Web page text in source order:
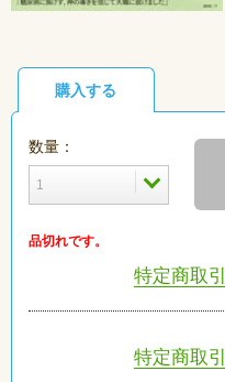
購入する
数量：
品切れです。
特定商取
特定商取